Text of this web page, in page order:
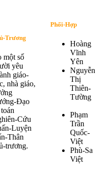
Trương
một số
yêu
giáo-
nhà giáo,
Đạo
Cứu
Luyện
Thân
trương.
Phối-Hợp
Hoàng
Vĩnh
Yên
Nguyễn
Thị
Thiên-
Tường
Phạm
Trần
Quốc-
Việt
Phù-Sa
Việt